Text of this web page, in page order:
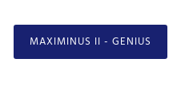
MAXIMINUS II - GENIUS